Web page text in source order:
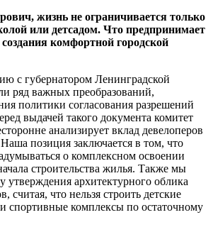
жизнь не ограничивается только
или детсадом. Что предпринимает
комфортной городской
с губернатором Ленинградской
ряд важных преобразований,
политики согласования разрешений
выдачей такого документа комитет
анализирует вклад девелоперов
позиция заключается в том, что
о комплексном освоении
строительства жилья. Также мы
утверждения архитектурного облика
считая, что нельзя строить детские
спортивные комплексы по остаточному